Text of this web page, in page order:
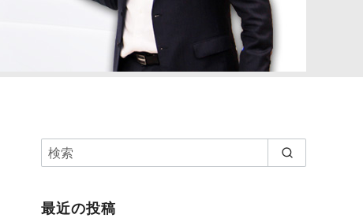
最近の投稿